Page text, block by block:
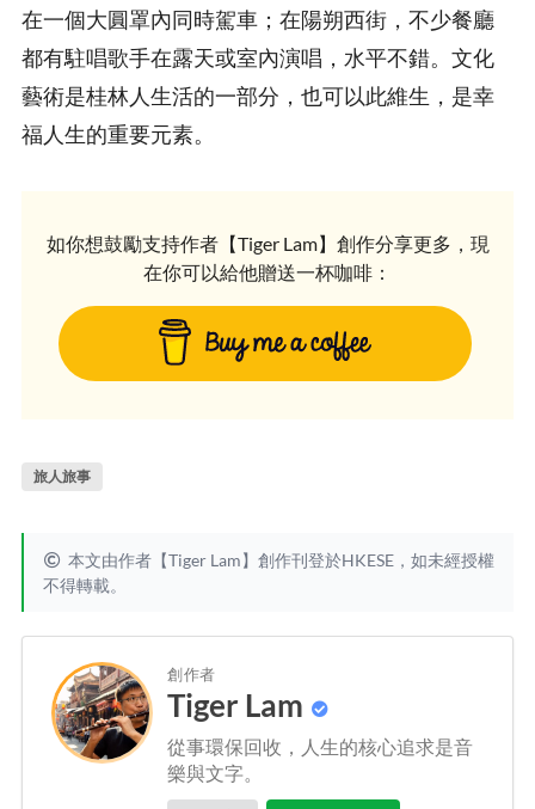
在一個大圓罩內同時駕車；在陽朔西街，不少餐廳
都有駐唱歌手在露天或室內演唱，水平不錯。文化
藝術是桂林人生活的一部分，也可以此維生，是幸
福人生的重要元素。
如你想鼓勵支持作者【Tiger Lam】創作分享更多，現
在你可以給他贈送一杯咖啡：
旅人旅事
本文由作者【Tiger Lam】創作刊登於HKESE，如未經授權
不得轉載。
創作者
Tiger Lam
從事環保回收，人生的核心追求是音
樂與文字。